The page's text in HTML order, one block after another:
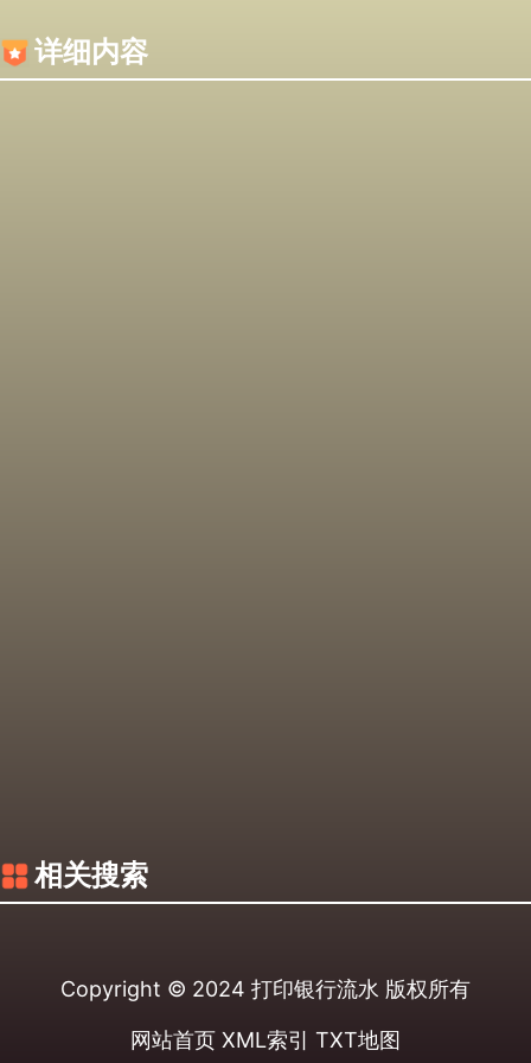
详细内容
相关搜索
Copyright © 2024 打印银行流水 版权所有
网站首页 XML索引 TXT地图